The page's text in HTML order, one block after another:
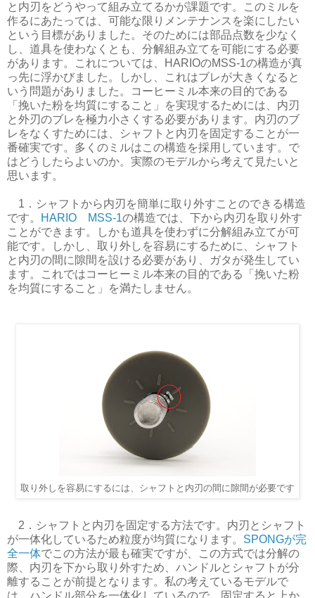
と内刃をどうやって組み立てるかが課題です。このミルを
作るにあたっては、可能な限りメンテナンスを楽にしたい
という目標がありました。そのためには部品点数を少なく
し、道具を使わなくとも、分解組み立てを可能にする必要
があります。これについては、HARIOのMSS-1の構造が真
っ先に浮かびました。しかし、これはブレが大きくなると
いう問題がありました。コーヒーミル本来の目的である
「挽いた粉を均質にすること」を実現するためには、内刃
と外刃のブレを極力小さくする必要があります。内刃のブ
レをなくすためには、シャフトと内刃を固定することが一
番確実です。多くのミルはこの構造を採用しています。で
はどうしたらよいのか。実際のモデルから考えて見たいと
思います。
1．シャフトから内刃を簡単に取り外すことのできる構造
です。
HARIO MSS-1の構造では、下から内刃を取り外す
ことができます。しかも道具を使わずに分解組み立てが可
能です。しかし、取り外しを容易にするために、シャフト
と内刃の間に隙間を設ける必要があり、ガタが発生してい
ます。これではコーヒーミル本来の目的である「挽いた粉
を均質にすること」を満たしません。
取り外しを容易にするには、シャフトと内刃の間に隙間が必要です
2．シャフトと内刃を固定する方法です。内刃とシャフト
が一体化しているため粒度が均質になります。 SPONGが完
全一体でこの方法が最も確実ですが、この方式では分解の
際、内刃を下から取り外すため、ハンドルとシャフトが分
離することが前提となります。私の考えているモデルで